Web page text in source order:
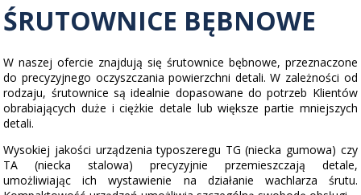
Śrutownice specjalistyczne
KOMPRESORY
Kompresory RS
Kompresory RS - Direkt
Doprężacze RS-M
LINIE TECHNOLOGICZNE
Przygotowanie powierzchni
ZASTOSOWANIE
ŚRUTOWNICE BĘBNOWE
W naszej ofercie znajdują się śrutownice bębnowe, przeznaczone
do precyzyjnego oczyszczania powierzchni detali. W zależności od
rodzaju, śrutownice są idealnie dopasowane do potrzeb Klientów
obrabiających duże i ciężkie detale lub większe partie mniejszych
detali.
Wysokiej jakości urządzenia typoszeregu TG (niecka gumowa) czy
TA (niecka stalowa) precyzyjnie przemieszczają detale,
umożliwiając ich wystawienie na działanie wachlarza śrutu.